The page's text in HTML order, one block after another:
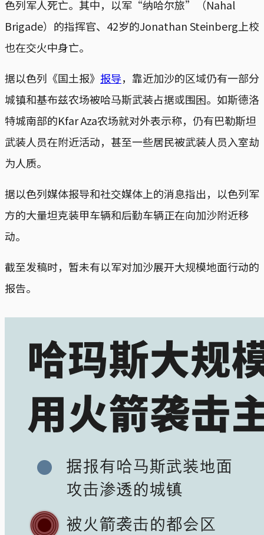
色列军人死亡。其中，以军“纳哈尔旅”（Nahal
Brigade）的指挥官、42岁的Jonathan Steinberg上校
也在交火中身亡。
据以色列《国土报》 报导，靠近加沙的区域仍有一部分
城镇和基布兹农场被哈马斯武装占据或围困。如斯德洛
特城南部的Kfar Aza农场就对外表示称，仍有巴勒斯坦
武装人员在附近活动，甚至一些居民被武装人员入室劫
为人质。
据以色列媒体报导和社交媒体上的消息指出，以色列军
方的大量坦克装甲车辆和后勤车辆正在向加沙附近移
动。
截至发稿时，暂未有以军对加沙展开大规模地面行动的
报告。